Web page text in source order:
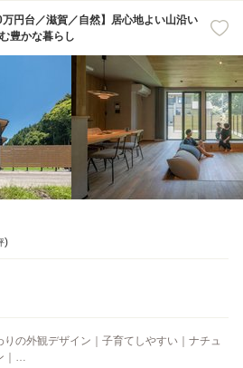
万円台／滋賀／自然】居心地よい山沿い
豊かな暮らし
)
の外観デザイン｜子育てしやすい｜ナチュ
｜…